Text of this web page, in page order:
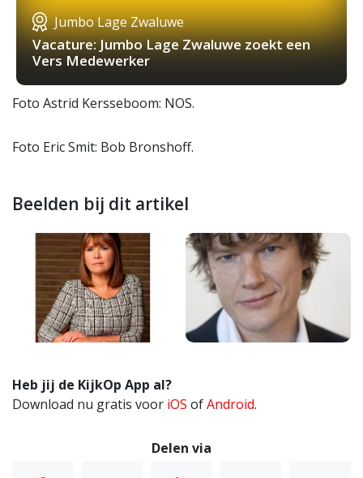
Jumbo Lage Zwaluwe
Vacature: Jumbo Lage Zwaluwe zoekt een
Vers Medewerker
Foto Astrid Kersseboom: NOS.
Foto Eric Smit: Bob Bronshoff.
Beelden bij dit artikel
Heb jij de KijkOp App al?
Download nu gratis voor iOS ofAndroid.
Delen via